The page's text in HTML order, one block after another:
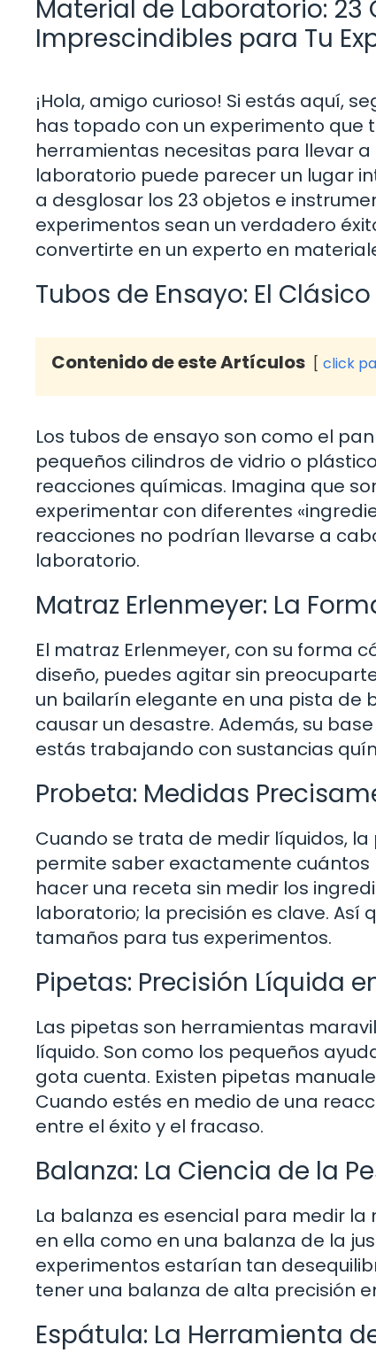
Material de Laboratorio:
Imprescindibles para Tu
¡Hola, amigo curioso! Si estás aquí,
has topado con un experimento que
herramientas necesitas para llevar
laboratorio puede parecer un lugar
a desglosar los 23 objetos e
experimentos sean un verdadero
convertirte en un experto en
Tubos de Ensayo: El
Contenido de este Artículos click
Los tubos de ensayo son como el
pequeños cilindros de vidrio o
reacciones químicas. Imagina que
experimentar con diferentes
reacciones no podrían llevarse a
laboratorio.
Matraz Erlenmeyer: La
El matraz Erlenmeyer, con su forma
diseño, puedes agitar sin
un bailarín elegante en una pista de
causar un desastre. Además, su
estás trabajando con sustancias
Probeta: Medidas
Cuando se trata de medir líquidos,
permite saber exactamente cuántos
hacer una receta sin medir los
laboratorio; la precisión es clave.
tamaños para tus experimentos.
Pipetas: Precisión Líquida
Las pipetas son herramientas
líquido. Son como los pequeños
gota cuenta. Existen pipetas
Cuando estés en medio de una
entre el éxito y el fracaso.
Balanza: La Ciencia de la
La balanza es esencial para medir
en ella como en una balanza de la
experimentos estarían tan
tener una balanza de alta precisión
Espátula: La Herramienta